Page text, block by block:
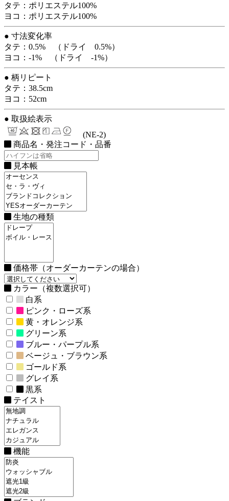
タテ：ポリエステル100%
ヨコ：ポリエステル100%
● 寸法変化率
タテ：0.5% （ドライ 0.5%）
ヨコ：-1% （ドライ -1%）
● 柄リピート
タテ：38.5cm
ヨコ：52cm
● 取扱絵表示
(NE-2)
商品名・発注コード・品番
見本帳
生地の種類
価格帯（オーダーカーテンの場合）
カラー（複数選択可）
白系
ピンク・ローズ系
黄・オレンジ系
グリーン系
ブルー・パープル系
ベージュ・ブラウン系
ゴールド系
グレイ系
黒系
テイスト
機能